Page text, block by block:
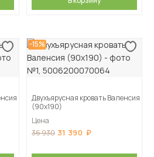
-15%
Двухъярусная кровать Валенсия
(90х190)
Цена
36 930 31 390